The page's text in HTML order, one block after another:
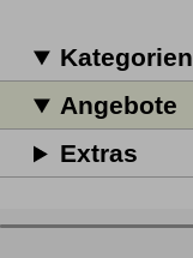
Kategorien
Angebote
Extras